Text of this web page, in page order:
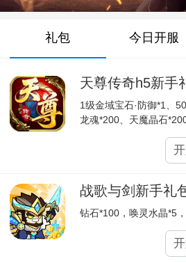
礼包 今日开服
天尊传奇h5新手
1级金域宝石·防御*1、
龙魂*200、天魔晶石
战歌与剑新手礼
钻石*100，唤灵水晶*5